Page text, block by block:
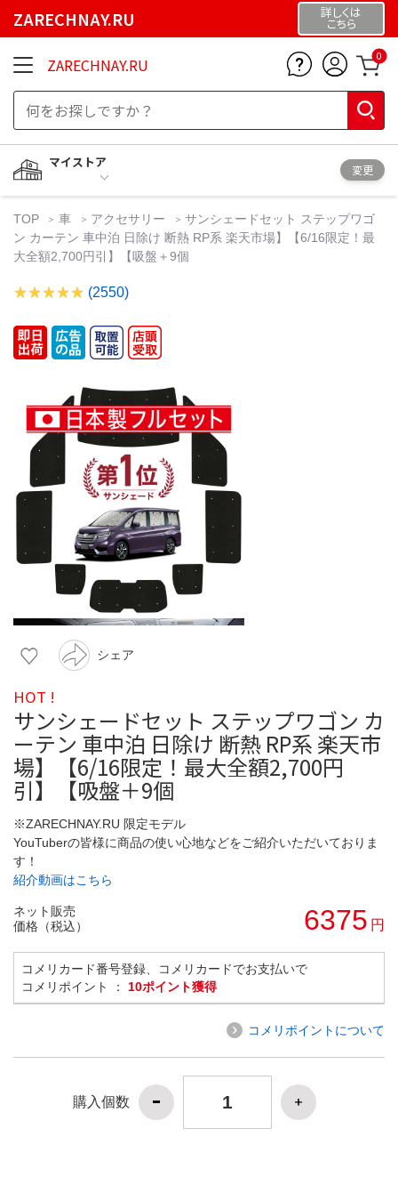
ZARECHNAY.RU 詳しくは
こちら
ZARECHNAY.RU 0
マイストア
変更
TOP 車 アクセサリー
サンシェードセット ステップワゴ
ン カーテン 車中泊 日除け 断熱 RP系 楽天市場】【6/16限定！最
大全額2,700円引】【吸盤＋9個
(2550)
シェア
HOT !
サンシェードセット ステップワゴン カ
ーテン 車中泊 日除け 断熱 RP系 楽天市
場】【6/16限定！最大全額2,700円
引】【吸盤＋9個
※ZARECHNAY.RU 限定モデル
YouTuberの皆様に商品の使い心地などをご紹介いただいておりま
す！
紹介動画はこちら
ネット販売
価格（税込）
6375 円
コメリカード番号登録、コメリカードでお支払いで
コメリポイント ： 10ポイント獲得
コメリポイントについて
購入個数